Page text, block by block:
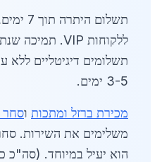
תשלומים דיגיטליים ללא
3-5 ימים.
מכירת ברזל ומתכות וסחר
משלימים את השירות.
הוא יעיל במיוחד. (סה"כ כ-1320